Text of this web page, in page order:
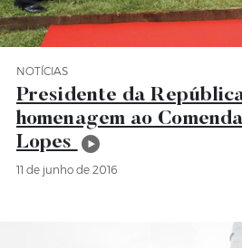
Categoria Notícias
NOTÍCIAS
Presidente da
homenagem ao
Lopes
11 de junho de 2016